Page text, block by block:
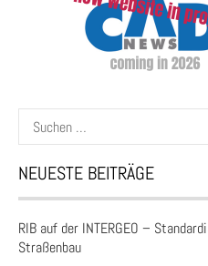
Suchen
nach:
NEUESTE BEITRÄGE
RIB auf der INTERGEO –
Straßenbau